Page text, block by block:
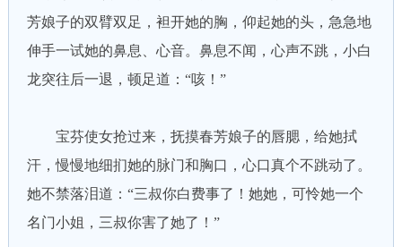
芳娘子的双臂双足，袒开她的胸，仰起她的头，急急地
伸手一试她的鼻息、心音。鼻息不闻，心声不跳，小白
龙突往后一退，顿足道：“咳！”
宝芬使女抢过来，抚摸春芳娘子的唇腮，给她拭
汗，慢慢地细扪她的脉门和胸口，心口真个不跳动了。
她不禁落泪道：“三叔你白费事了！她她，可怜她一个
名门小姐，三叔你害了她了！”